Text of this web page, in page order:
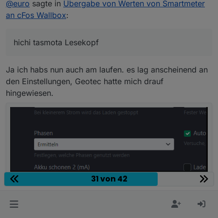
problemlos
erst noch über das Skript via ioBroker hier, mittlerweile
wallbox UND Zähler um ?
@euro sagte in Übergabe von Werten von Smartmeter
an cFos Wallbox:
hichi tasmota Lesekopf
Ja ich habs nun auch am laufen. es lag anscheinend an
den Einstellungen, Geotec hatte mich drauf
hingewiesen.
31 von 42